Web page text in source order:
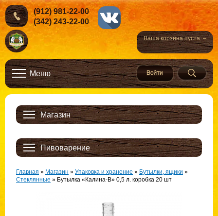
Ваша корзина пуста. –
(912) 981-22-00
(342) 243-22-00
Меню
Магазин
Пивоварение
Главная » Магазин » Упаковка и хранение » Бутылки, ящики »
Стеклянные » Бутылка «Калина-В» 0,5 л. коробка 20 шт